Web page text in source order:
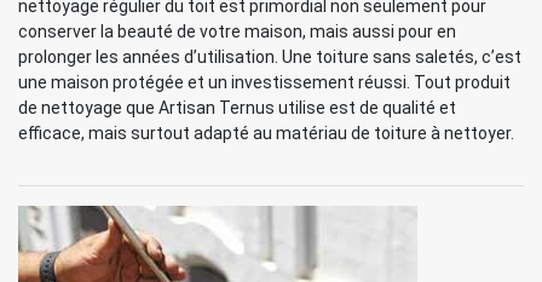
nettoyage régulier du toit est primordial non seulement pour
conserver la beauté de votre maison, mais aussi pour en
prolonger les années d’utilisation. Une toiture sans saletés, c’est
une maison protégée et un investissement réussi. Tout produit
de nettoyage que Artisan Ternus utilise est de qualité et
efficace, mais surtout adapté au matériau de toiture à nettoyer.